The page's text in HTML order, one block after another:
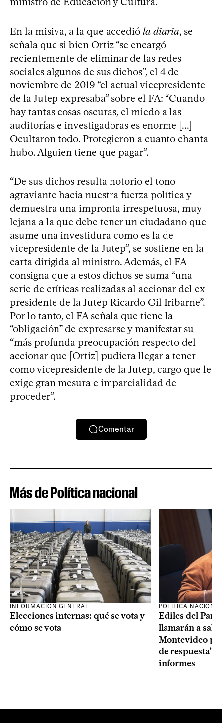
En la misiva, a la que accedió la diaria, se
señala que si bien Ortiz “se encargó
recientemente de eliminar de las redes
sociales algunos de sus dichos”, el 4 de
noviembre de 2019 “el actual vicepresidente
de la Jutep expresaba” sobre el FA: “Cuando
hay tantas cosas oscuras, el miedo a las
auditorías e investigadoras es enorme [...]
Ocultaron todo. Protegieron a cuanto chanta
hubo. Alguien tiene que pagar”.
“De sus dichos resulta notorio el tono
agraviante hacia nuestra fuerza política y
demuestra una impronta irrespetuosa, muy
lejana a la que debe tener un ciudadano que
asume una investidura como es la de
vicepresidente de la Jutep”, se sostiene en la
carta dirigida al ministro. Además, el FA
consigna que a estos dichos se suma “una
serie de críticas realizadas al accionar del ex
presidente de la Jutep Ricardo Gil Iribarne”.
Por lo tanto, el FA señala que tiene la
“obligación” de expresarse y manifestar su
“más profunda preocupación respecto del
accionar que [Ortiz] pudiera llegar a tener
como vicepresidente de la Jutep, cargo que le
exige gran mesura e imparcialidad de
proceder”.
Comentar
Más de Política nacional
INFORMACIÓN GENERAL
Elecciones internas: qué se vota y
cómo se vota
POLÍTICA
Ediles del
llamarán a sala
Montevideo
de respuesta”
informes